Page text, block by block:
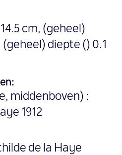
cm, (geheel)
diepte () 0.1
middenboven) :
1912
de la Haye